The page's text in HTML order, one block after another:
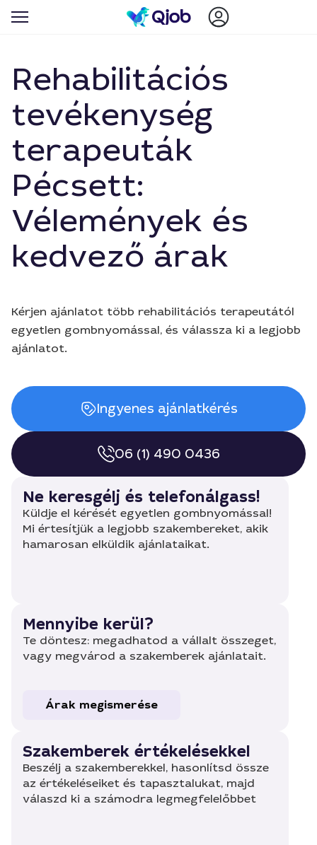
Rehabilitációs
tevékenység
terapeuták
Pécsett:
Vélemények és
kedvező árak
Kérjen ajánlatot több rehabilitációs terapeutától
egyetlen gombnyomással, és válassza ki a legjobb
ajánlatot.
Ingyenes ajánlatkérés
06 (1) 490 0436
Ne keresgélj és telefonálgass!
Küldje el kérését egyetlen gombnyomással!
Mi értesítjük a legjobb szakembereket, akik
hamarosan elküldik ajánlataikat.
Mennyibe kerül?
Te döntesz: megadhatod a vállalt összeget,
vagy megvárod a szakemberek ajánlatait.
Árak megismerése
Szakemberek értékelésekkel
Beszélj a szakemberekkel, hasonlítsd össze
az értékeléseiket és tapasztalukat, majd
válaszd ki a számodra legmegfelelőbbet